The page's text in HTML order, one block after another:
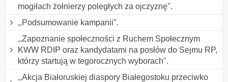
mogiłach żołnierzy poległych za ojczyznę".
,,Podsumowanie kampanii".
,,Zapoznanie społeczności z Ruchem Społecznym
KWW RDIP oraz kandydatami na posłów do Sejmu RP,
którzy startują w tegorocznych wyborach".
,,Akcja Białoruskiej diaspory Białegostoku przeciwko